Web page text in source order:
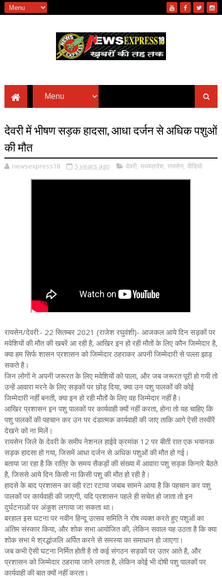
देवरी में भीषण सड़क हादसा, आधा दर्जन से अधिक पशुओं
की मौत
newsexpress18 5 years ago देवरी, मध्यप्रदेश, रायसेन, वीडियो
रायसेन/देवरी:- 22 सितम्बर 2021 (राजेश रघुवंशी)- आजकल आये दिन सड़कों पर
मवेशियों की मौत की खबरें आ रही है, आखिर इन हो रही मौतों के लिए कौन जिम्मेदार है,
क्या हम सिर्फ शासन प्रशासन को जिम्मेदार ठहराकर अपनी जिम्मेदारी से पल्ला झाड़
सकते है।
जिन लोगों ने अपनी जरूरत के लिए मवेशियों को पाला, और जब जरूरत पूरी हो गयी तो
उन्हें आवारा मरने के लिए सड़कों पर छोड़ दिया, क्या उन पशु पालकों की कोई
जिम्मेदारी नहीं बनती, क्या इन हो रही मौतों के लिए वह जिम्मेदार नहीं है।
आखिर प्रशासन इन पशु पालकों पर कार्यवाही क्यों नहीं करता, होना तो यह चाहिए कि
पशु पालकों की पहचान कर उन पर दंडात्मक कार्यवाही की जाए ताकि आगे ऐसी तस्वीरें
देखने को ना मिलें।
रायसेन जिले के देवरी के समीप नेशनल हाईवे क्रमांक 12 पर बीती रात एक भयानक
सड़क हादसा हो गया, जिसमें आधा दर्जन से अधिक पशुओं की मौत हो गई।
बताया जा रहा है कि रात्रि के समय सैकड़ों की संख्या में आवारा पशु सड़क किनारे बैठते
है, जिससे आये दिन किसी ना किसी पशु की मौत हो रही है।
हादसे के बाद प्रशासन का वही रटा रटाया जबाब सामने आया है कि पहचान कर पशु
पालकों पर कार्यवाही की जाएगी, यदि प्रशासन पहले ही सचेत हो जाता तो इन
दुर्घटनाओं पर अंकुश लगाया जा सकता था।
बरहाल इस घटना पर नवीन हिन्दू उत्सव समिति ने रोष व्यक्त करते हुए पशुओं का
अंतिम संस्कार किया, और शोक सभा आयोजित की, लेकिन सवाल यह उठता है कि क्या
शोक सभा मे श्रद्धांजलि अर्पित करने से समस्या का समाधान हो जाएगा।
जब कभी ऐसी घटना निर्मित होती है तो कई संगठन सड़कों पर उतर आते है, और
प्रशासन को जिम्मेदार ठहराया जाने लगता है, लेकिन कोई भी दोषी पशु पालकों पर
कार्यवाही की बात क्यों नहीं करता।